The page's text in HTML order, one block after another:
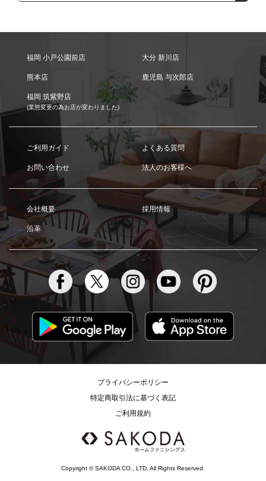
福岡 小戸公園前店 大分 新川店
熊本店 鹿児島 与次郎店
福岡 筑紫野店
(業態変更の為お店が変わりました)
ご利用ガイド よくある質問
お問い合わせ 法人のお客様へ
会社概要 採用情報
沿革
プライバシーポリシー
特定商取引法に基づく表記
ご利用規約
Copyright © SAKODA CO., LTD. All Rights Reserved.